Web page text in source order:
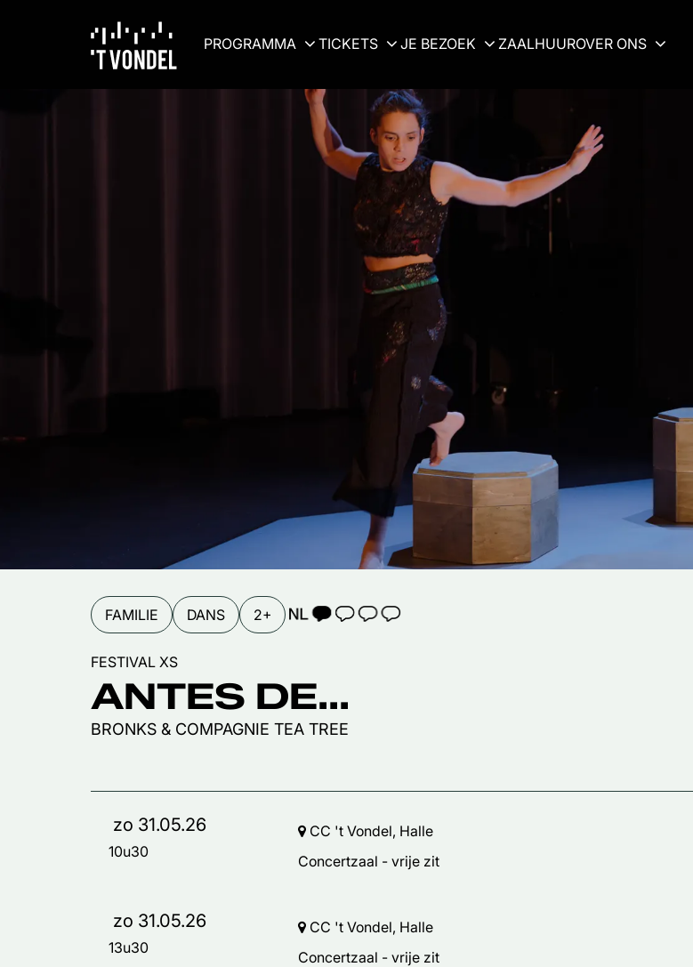
PROGRAMMA TICKETS JE BEZOEK ZAALHUUROVER ONS
FAMILIE DANS 2+ TAALICOON 1
ANTES DE...
BRONKS & COMPAGNIE TEA TREE
FESTIVAL XS
zo 31.05.26
10u30
CC 't Vondel, Halle
Concertzaal - vrije zit
zo 31.05.26
13u30
CC 't Vondel, Halle
Concertzaal - vrije zit